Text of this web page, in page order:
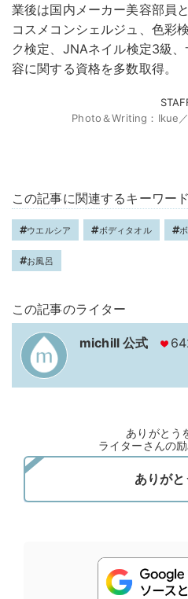
業後は国内メーカー美容部員
コスメコンシェルジュ、色彩
ク検定、JNAネイル検定3級
容に関する資格を多数取得。
Photo＆Writing：Ikue
この記事に関連するキーワード
ウエルシア ボディタオル
お風呂
この記事のライター
michill 公式
ありがとう
ライターさんの